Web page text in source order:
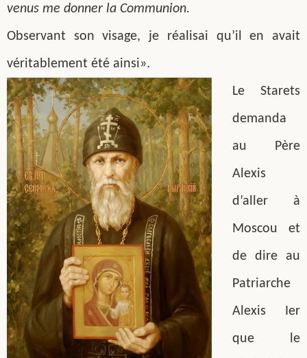
venus me donner la Communion.
Observant son visage, je réalisai qu’il en avait
véritablement été ainsi».
Le Starets
demanda
au Père
Alexis
d’aller à
Moscou et
de dire au
Patriarche
Alexis Ier
que le